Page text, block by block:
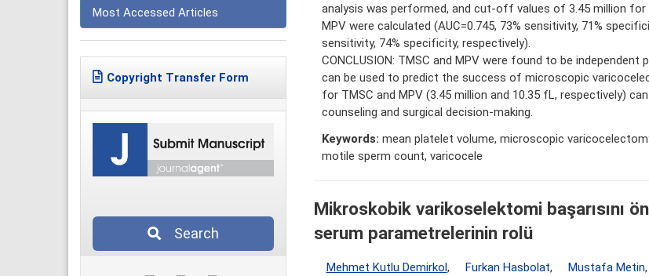
Most Accessed Articles
Copyright Transfer Form
Search
analysis was performed, and cut-off values of 3.45 million for
MPV were calculated (AUC=0.745, 73% sensitivity, 71%
sensitivity, 74% specificity, respectively).
CONCLUSION: TMSC and MPV were found to be independent
can be used to predict the success of microscopic
for TMSC and MPV (3.45 million and 10.35 fL, respectively)
counseling and surgical decision-making.
Keywords: mean platelet volume, microscopic
motile sperm count, varicocele
Mikroskobik varikoselektomi başarısını
serum parametrelerinin rolü
Mehmet Kutlu Demirkol, Furkan Hasbolat, Mustafa Metin,